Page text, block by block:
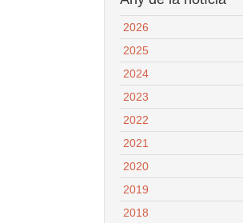
2026
2025
2024
2023
2022
2021
2020
2019
2018